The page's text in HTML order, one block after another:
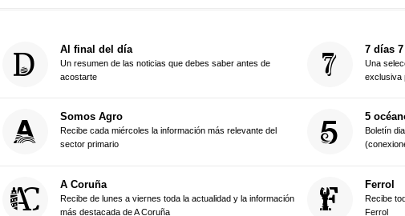
Al final del día
Un resumen de las noticias que debes saber antes de
acostarte
7 días
Una
exclusiva
Somos Agro
Recibe cada miércoles la información más relevante del
sector primario
5
Boletín
A Coruña
Recibe de lunes a viernes toda la actualidad y la información
más destacada de A Coruña
Ferrol
Recibe
Ferrol